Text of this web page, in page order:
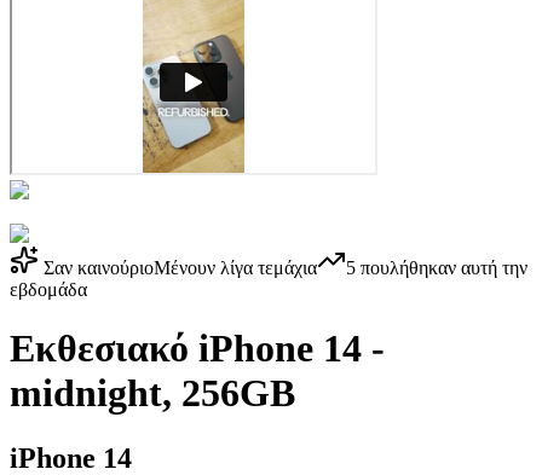
Σαν καινούριοΜένουν λίγα τεμάχια 5 πουλήθηκαν αυτή την
εβδομάδα
Εκθεσιακό iPhone 14 -
midnight, 256GB
iPhone 14